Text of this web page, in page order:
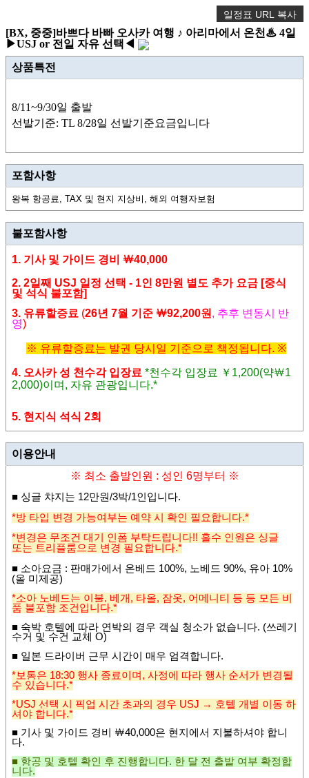
일정표 URL 복사
[BX, 중중]바쁘다 바빠 오사카 여행 ♪ 아리마에서 온천♨ 4일
▶USJ or 전일 자유 선택◀
상품특전
8/11~9/30일 출발
선발기준: TL 8/28일 선발기준요금입니다
포함사항
왕복 항공료, TAX 및 현지 지상비, 해외 여행자보험
불포함사항
1. 기사 및 가이드 경비 ￦40,000
2. 2일째 USJ 일정 선택 - 1인 8만원 별도 추가 요금 [중식
및 석식 불포함]
3. 유류할증료 (26년 7월 기준 ￦92,200원 , 추후 변동시 반
영)
※ 유류할증료는 발권 당시일 기준으로 책정됩니다. ※
4. 오사카 성 천수각 입장료 *천수각 입장료 ￥ 1,200(약￦1
2,000)이며 , 자유 관광입니다.*
5. 현지식 석식 2회
이용안내
※ 최소 출발인원 : 성인 6명부터 ※
■ 싱글 챠지는 12만원/3박/1인입니다.
*방 타입 변경 가능여부는 예약 시 확인 필요합니다.*
*변경은 무조건 대기 인폼 부탁드립니다!! 홀수 인원은 싱글
또는 트리플룸으로 변경 필요합니다.*
■ 소아요금 : 판매가에서 온베드 100%, 노베드 90%, 유아 10%
(올 미제공)
*소아 노베드는 이불, 베개, 타올, 잠옷, 어메니티 등 등 모든 비
품 불포함 조건입니다.*
■ 숙박 호텔에 따라 연박의 경우 객실 청소가 없습니다. (쓰레기
수거 및 수건 교체 O)
■ 일본 드라이버 근무 시간이 매우 엄격합니다.
*보통은 18:30 행사 종료이며, 사정에 따라 행사 순서가 변경될
수 있습니다.*
*USJ 선택 시 픽업 시간 초과의 경우 USJ → 호텔 개별 이동 하
셔야 합니다.*
■ 기사 및 가이드 경비 ￦40,000은 현지에서 지불하셔야 합니
다.
■ 항공 및 호텔 확인 후 진행합니다. 한 달 전 출발 여부 확정합
니다.